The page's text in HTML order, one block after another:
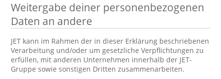
Weitergabe deiner personenbezogenen
Daten an andere
JET kann im Rahmen der in dieser Erklärung beschriebenen
Verarbeitung und/oder um gesetzliche Verpflichtungen zu
erfüllen, mit anderen Unternehmen innerhalb der JET-
Gruppe sowie sonstigen Dritten zusammenarbeiten.